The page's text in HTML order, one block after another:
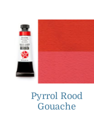
Pyrrol Rood
Gouache